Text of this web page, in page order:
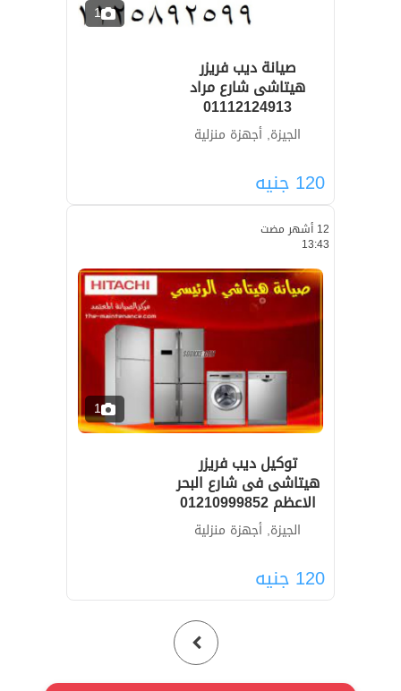
1
صيانة ديب فريزر
هيتاشى شارع مراد
01112124913
الجيزة, أجهزة منزلية
120 جنيه
12 أشهر مضت
13:43
1
توكيل ديب فريزر
هيتاشى فى شارع البحر
الاعظم 01210999852
الجيزة, أجهزة منزلية
120 جنيه